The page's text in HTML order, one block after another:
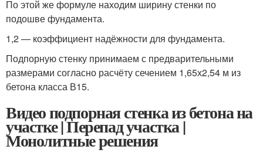
По этой же формуле находим ширину стенки по
подошве фундамента.
1,2 — коэффициент надёжности для фундамента.
Подпорную стенку принимаем с предварительными
размерами согласно расчёту сечением 1,65х2,54 м из
бетона класса В15.
Видео подпорная стенка из бетона на
участке | Перепад участка |
Монолитные решения